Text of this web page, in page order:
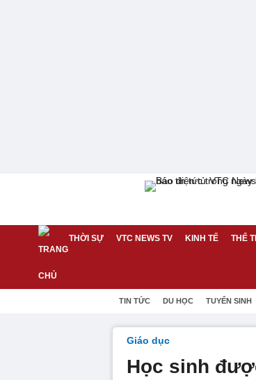
THỜI SỰ VTC NEWS TV KINH TẾ THỂ
TIN TỨC DU HỌC TUYỂN SINH
Giáo dục
Học sinh